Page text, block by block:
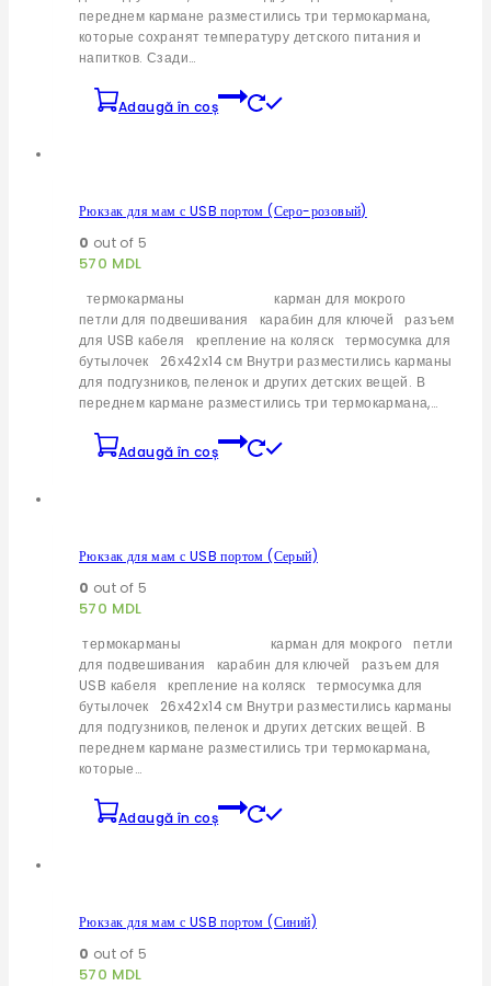
переднем кармане разместились три термокармана,
которые сохранят температуру детского питания и
напитков. Сзади…
Adaugă în coș
Рюкзак для мам с USB портом (Серо-розовый)
0 out of 5
570 MDL
термокарманы карман для мокрого
петли для подвешивания карабин для ключей разъем
для USB кабеля крепление на коляск термосумка для
бутылочек 26х42х14 см Внутри разместились карманы
для подгузников, пеленок и других детских вещей. В
переднем кармане разместились три термокармана,…
Adaugă în coș
Рюкзак для мам с USB портом (Серый)
0 out of 5
570 MDL
термокарманы карман для мокрого петли
для подвешивания карабин для ключей разъем для
USB кабеля крепление на коляск термосумка для
бутылочек 26х42х14 см Внутри разместились карманы
для подгузников, пеленок и других детских вещей. В
переднем кармане разместились три термокармана,
которые…
Adaugă în coș
Рюкзак для мам с USB портом (Синий)
0 out of 5
570 MDL